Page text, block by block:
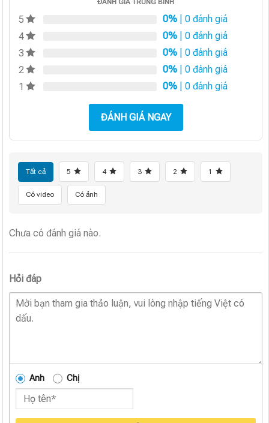
5 0% | 0 đánh giá
4
0% | 0 đánh giá
3
0% | 0 đánh giá
2
0% | 0 đánh giá
1
0% | 0 đánh giá
ĐÁNH GIÁ NGAY
Tất cả 5 4 3 2 1
Có video Có ảnh
Chưa có đánh giá nào.
Hỏi đáp
Anh Chị